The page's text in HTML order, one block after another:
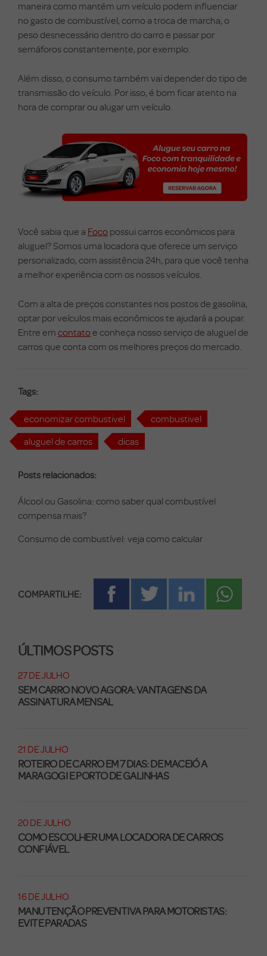
maneira como mantém um veículo podem influenciar
no gasto de combustível, como a troca de marcha, o
peso desnecessário dentro do carro e passar por
semáforos constantemente, por exemplo.
Além disso, o consumo também vai depender do tipo de
transmissão do veículo. Por isso, é bom ficar atento na
hora de comprar ou alugar um veículo.
Você sabia que a Foco possui carros econômicos para
aluguel? Somos uma locadora que oferece um serviço
personalizado, com assistência 24h, para que você tenha
a melhor experiência com os nossos veículos.
Com a alta de preços constantes nos postos de gasolina,
optar por veículos mais econômicos te ajudará a poupar.
Entre em contatoe conheça nosso serviço de aluguel de
carros que conta com os melhores preços do mercado.
Tags:
economizar combustivel
combustivel
aluguel de carros
dicas
Posts relacionados:
Álcool ou Gasolina: como saber qual combustível
compensa mais?
Consumo de combustível: veja como calcular
COMPARTILHE:
ÚLTIMOS POSTS
27 DE JULHO
SEM CARRO NOVO AGORA: VANTAGENS DA
ASSINATURA MENSAL
21 DE JULHO
ROTEIRO DE CARRO EM 7 DIAS: DE MACEIÓ A
MARAGOGI E PORTO DE GALINHAS
20 DE JULHO
COMO ESCOLHER UMA LOCADORA DE CARROS
CONFIÁVEL
16 DE JULHO
MANUTENÇÃO PREVENTIVA PARA MOTORISTAS:
EVITE PARADAS